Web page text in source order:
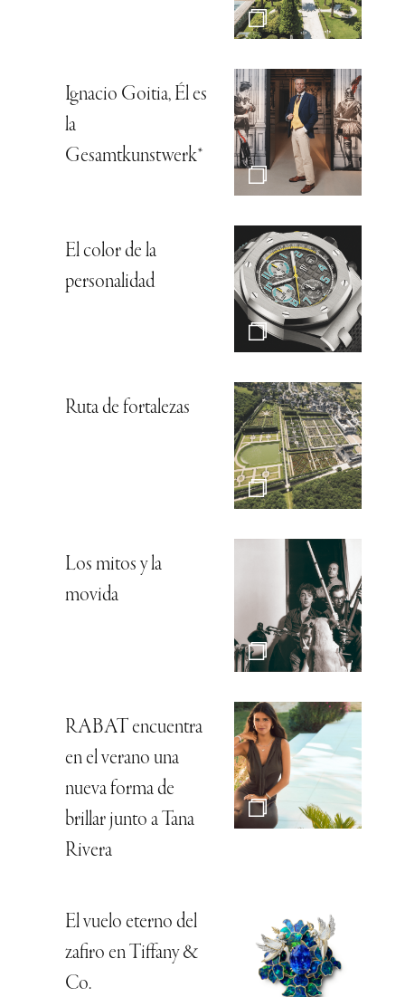
Ignacio Goitia, Él es
la
Gesamtkunstwerk*
El color de la
personalidad
Ruta de fortalezas
Los mitos y la
movida
RABAT encuentra
en el verano una
nueva forma de
brillar junto a Tana
Rivera
El vuelo eterno del
zafiro en Tiffany &
Co.